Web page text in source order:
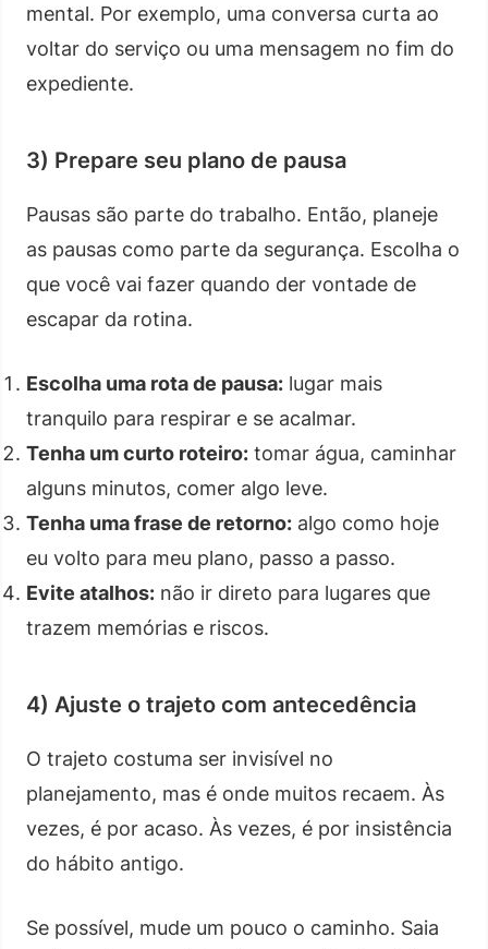
mental. Por exemplo, uma conversa curta ao
voltar do serviço ou uma mensagem no fim do
expediente.
3) Prepare seu plano de pausa
Pausas são parte do trabalho. Então, planeje
as pausas como parte da segurança. Escolha o
que você vai fazer quando der vontade de
escapar da rotina.
Escolha uma rota de pausa: lugar mais
tranquilo para respirar e se acalmar.
Tenha um curto roteiro: tomar água, caminhar
alguns minutos, comer algo leve.
Tenha uma frase de retorno: algo como hoje
eu volto para meu plano, passo a passo.
Evite atalhos: não ir direto para lugares que
trazem memórias e riscos.
4) Ajuste o trajeto com antecedência
O trajeto costuma ser invisível no
planejamento, mas é onde muitos recaem. Às
vezes, é por acaso. Às vezes, é por insistência
do hábito antigo.
Se possível, mude um pouco o caminho. Saia